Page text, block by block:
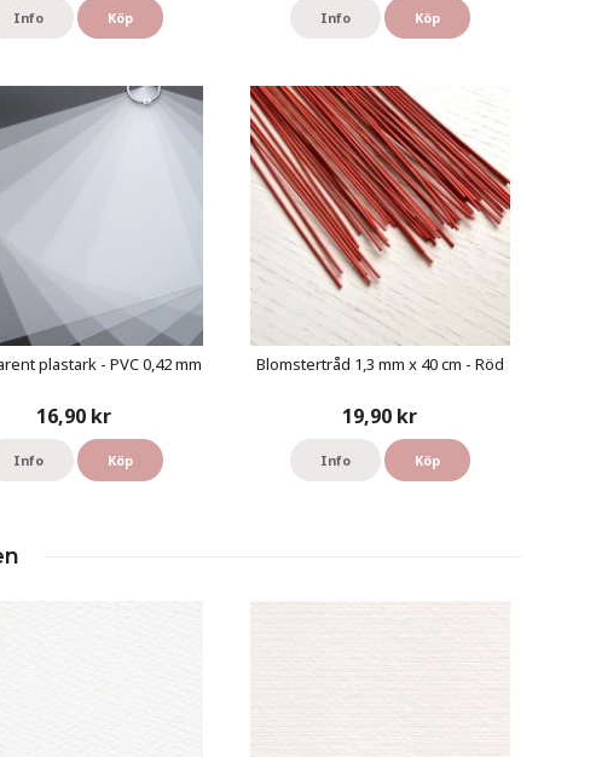
Info Köp Info Köp
plastark - PVC 0,42 mm
16,90 kr
Info Köp
Blomstertråd 1,3 mm x 40 cm - Röd
19,90 kr
Info Köp